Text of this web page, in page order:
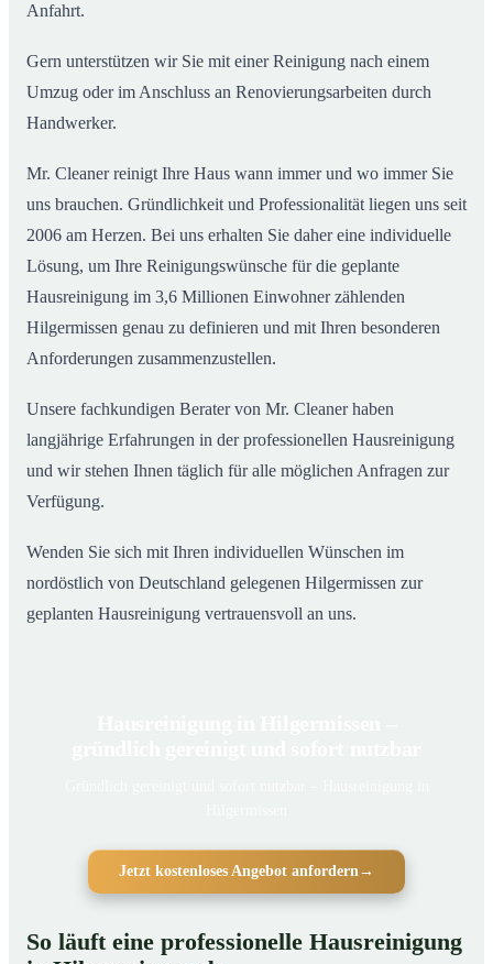
Anfahrt.
Gern unterstützen wir Sie mit einer Reinigung nach einem
Umzug oder im Anschluss an Renovierungsarbeiten durch
Handwerker.
Mr. Cleaner reinigt Ihre Haus wann immer und wo immer Sie
uns brauchen. Gründlichkeit und Professionalität liegen uns seit
2006 am Herzen. Bei uns erhalten Sie daher eine individuelle
Lösung, um Ihre Reinigungswünsche für die geplante
Hausreinigung im 3,6 Millionen Einwohner zählenden
Hilgermissen genau zu definieren und mit Ihren besonderen
Anforderungen zusammenzustellen.
Unsere fachkundigen Berater von Mr. Cleaner haben
langjährige Erfahrungen in der professionellen Hausreinigung
und wir stehen Ihnen täglich für alle möglichen Anfragen zur
Verfügung.
Wenden Sie sich mit Ihren individuellen Wünschen im
nordöstlich von Deutschland gelegenen Hilgermissen zur
geplanten Hausreinigung vertrauensvoll an uns.
Jetzt kostenloses Angebot anfordern→
So läuft eine professionelle Hausreinigung